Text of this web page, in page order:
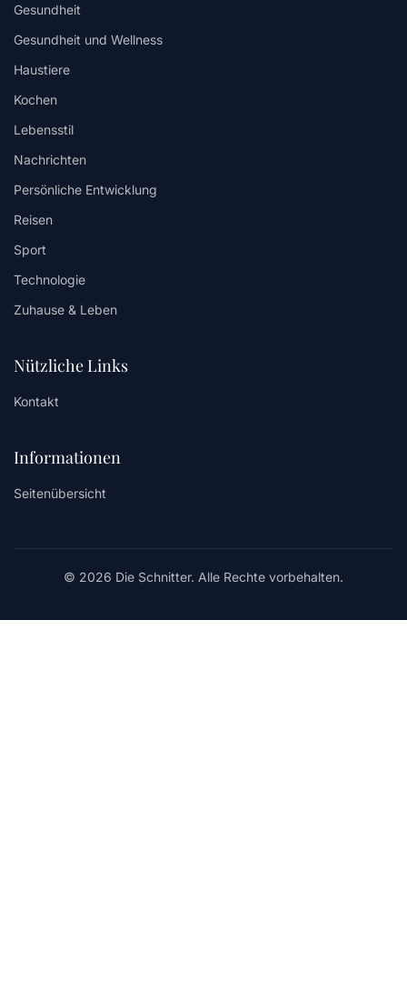
Gesundheit
Gesundheit und Wellness
Haustiere
Kochen
Lebensstil
Nachrichten
Persönliche Entwicklung
Reisen
Sport
Technologie
Zuhause & Leben
Nützliche Links
Kontakt
Informationen
Seitenübersicht
© 2026 Die Schnitter. Alle Rechte vorbehalten.